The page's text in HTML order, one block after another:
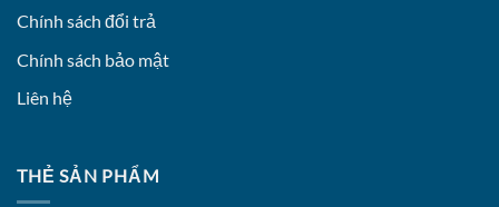
Chính sách đổi trả
Chính sách bảo mật
Liên hệ
THẺ SẢN PHẨM